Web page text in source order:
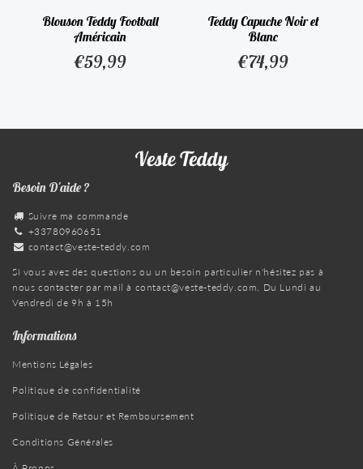
Blouson Teddy Football
Américain
Prix
€59,99
Teddy Capuche Noir et
Blanc
Prix
€74,99
Besoin D'aide ?
Suivre ma commande
+33780960651
contact@veste-teddy.com
Si vous avez des questions ou un besoin particulier n'hésitez pas à
nous contacter par mail à contact@veste-teddy.com. Du Lundi au
Vendredi de 9h à 15h
Informations
Mentions Légales
Politique de confidentialité
Politique de Retour et Remboursement
Conditions Générales